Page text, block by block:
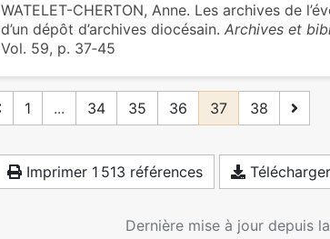
WATELET-CHERTON, Anne. Les archives de
d’un dépôt d’archives diocésain. Archives et
Vol. 59, p. 37‑45
1 ... 34 35 36 37 38
Imprimer 1 513 références
Dernière mise à jour depuis